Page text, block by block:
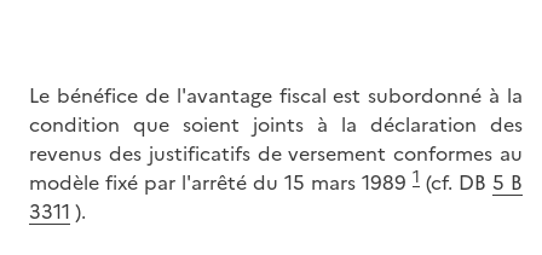
Le bénéfice de l'avantage fiscal est subordonné à la
condition que soient joints à la déclaration des
revenus des justificatifs de versement conformes au
modèle fixé par l'arrêté du 15 mars 1989 1 (cf. DB 5 B
3311 ).